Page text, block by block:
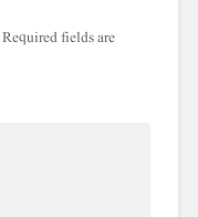
Required fields are